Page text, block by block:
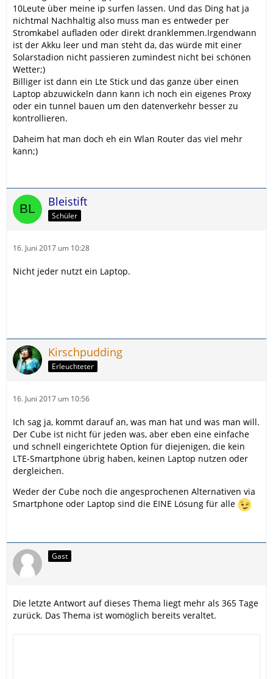
10Leute über meine ip surfen lassen. Und das Ding hat ja
nichtmal Nachhaltig also muss man es entweder per
Stromkabel aufladen oder direkt dranklemmen.Irgendwann
ist der Akku leer und man steht da, das würde mit einer
Solarstadion nicht passieren zumindest nicht bei schönen
Wetter;)
Billiger ist dann ein Lte Stick und das ganze über einen
Laptop abzuwickeln dann kann ich noch ein eigenes Proxy
oder ein tunnel bauen um den datenverkehr besser zu
kontrollieren.
Daheim hat man doch eh ein Wlan Router das viel mehr
kann;)
Bleistift
Schüler
16. Juni 2017 um 10:28
Nicht jeder nutzt ein Laptop.
Kirschpudding
Erleuchteter
16. Juni 2017 um 10:56
Ich sag ja, kommt darauf an, was man hat und was man will.
Der Cube ist nicht für jeden was, aber eben eine einfache
und schnell eingerichtete Option für diejenigen, die kein
LTE-Smartphone übrig haben, keinen Laptop nutzen oder
dergleichen.
Weder der Cube noch die angesprochenen Alternativen via
Smartphone oder Laptop sind die EINE Lösung für alle
Gast
Die letzte Antwort auf dieses Thema liegt mehr als 365 Tage
zurück. Das Thema ist womöglich bereits veraltet.